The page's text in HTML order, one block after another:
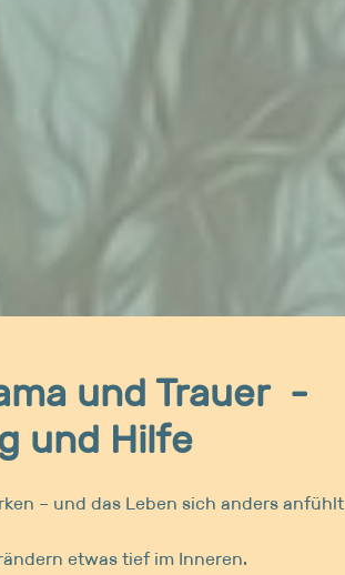
und Trauer -
und Hilfe
– und das Leben sich anders anfühlt
etwas tief im Inneren.